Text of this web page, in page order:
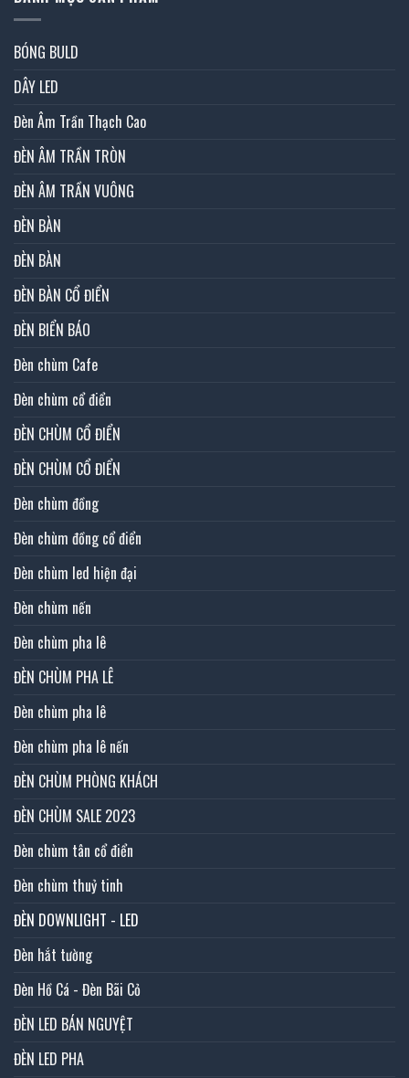
BÓNG BULD
DÂY LED
Đèn Âm Trần Thạch Cao
ĐÈN ÂM TRẦN TRÒN
ĐÈN ÂM TRẦN VUÔNG
ĐÈN BÀN
ĐÈN BÀN
ĐÈN BÀN CỔ ĐIỂN
ĐÈN BIỂN BÁO
Đèn chùm Cafe
Đèn chùm cổ điển
ĐÈN CHÙM CỔ ĐIỂN
ĐÈN CHÙM CỔ ĐIỂN
Đèn chùm đồng
Đèn chùm đồng cổ điển
Đèn chùm led hiện đại
Đèn chùm nến
Đèn chùm pha lê
ĐÈN CHÙM PHA LÊ
Đèn chùm pha lê
Đèn chùm pha lê nến
ĐÈN CHÙM PHÒNG KHÁCH
ĐÈN CHÙM SALE 2023
Đèn chùm tân cổ điển
Đèn chùm thuỷ tinh
ĐÈN DOWNLIGHT - LED
Đèn hắt tường
Đèn Hồ Cá - Đèn Bãi Cỏ
ĐÈN LED BÁN NGUYỆT
ĐÈN LED PHA